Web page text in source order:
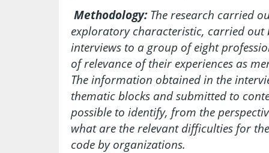
Methodology:The research carried
exploratory characteristic, carried out
interviews to a group of eight
of relevance of their experiences as
The information obtained in the
thematic blocks and submitted to
possible to identify, from the
what are the relevant difficulties for
code by organizations.